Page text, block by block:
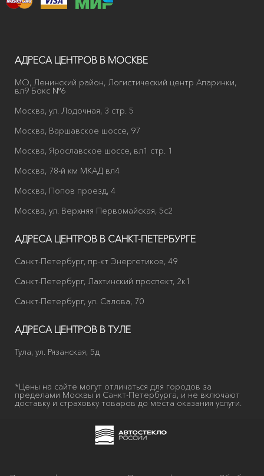
АДРЕСА ЦЕНТРОВ В МОСКВЕ
МО, Ленинский район, Логистический центр Апаринки,
вл9 Бокс №6
Москва, ул. Лодочная, 3 стр. 5
Москва, Варшавское шоссе, 97
Москва, Ярославское шоссе, вл1 стр. 1
Москва, 78-й км МКАД вл4
Москва, Попов проезд, 4
Москва, ул. Верхняя Первомайская, 5с2
АДРЕСА ЦЕНТРОВ В САНКТ-ПЕТЕРБУРГЕ
Санкт-Петербург, пр-кт Энергетиков, 49
Санкт-Петербург, Лахтинский проспект, 2к1
Санкт-Петербург, ул. Салова, 70
АДРЕСА ЦЕНТРОВ В ТУЛЕ
Тула, ул. Рязанская, 5д
*Цены на сайте могут отличаться для городов за
пределами Москвы и Санкт-Петербурга, и не включают
доставку и страховку товаров до места оказания услуги.